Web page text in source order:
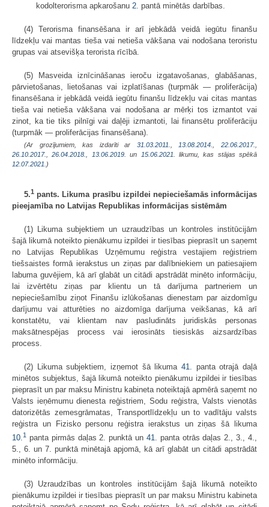
kodolterorisma apkarošanu 2. pantā minētās darbības.
(4) Terorisma finansēšana ir arī jebkādā veidā iegūtu finanšu
līdzekļu vai mantas tieša vai netieša vākšana vai nodošana teroristu
grupas vai atsevišķa terorista rīcībā.
(5) Masveida iznīcināšanas ieroču izgatavošanas, glabāšanas,
pārvietošanas, lietošanas vai izplatīšanas (turpmāk — proliferācija)
finansēšana ir jebkādā veidā iegūtu finanšu līdzekļu vai citas mantas
tieša vai netieša vākšana vai nodošana ar mērķi tos izmantot vai
zinot, ka tie tiks pilnīgi vai daļēji izmantoti, lai finansētu proliferāciju
(turpmāk — proliferācijas finansēšana).
(Ar grozījumiem, kas izdarīti ar 31.03.2011. 13.08.2014. ,22.06.2017.
26.10.2017.
,26.04.2018. 13.06.2019. un 15.06.2021 . likumu, kas stājas spēkā
12.07.2021. )
5.1 pants. Likuma prasību izpildei nepieciešamās informācijas
pieejamība no Latvijas Republikas informācijas sistēmām
(1) Likuma subjektiem un uzraudzības un kontroles institūcijām
šajā likumā noteikto pienākumu izpildei ir tiesības pieprasīt un saņemt
no Latvijas Republikas Uzņēmumu reģistra vestajiem reģistriem
tiešsaistes formā ierakstus un ziņas par dalībniekiem un patiesajiem
labuma guvējiem, kā arī glabāt un citādi apstrādāt minēto informāciju,
lai izvērtētu ziņas par klientu un tā darījuma partneriem un
nepieciešamību ziņot Finanšu izlūkošanas dienestam par aizdomīgu
darījumu vai atturēties no aizdomīga darījuma veikšanas, kā arī
konstatētu, vai klientam nav pasludināts juridiskās personas
maksātnespējas process vai ierosināts tiesiskās aizsardzības
process.
(2) Likuma subjektiem, izņemot šā likuma 41.
panta otrajā daļā
minētos subjektus, šajā likumā noteikto pienākumu izpildei ir tiesības
pieprasīt un par maksu Ministru kabineta noteiktajā apmērā saņemt no
Valsts ieņēmumu dienesta reģistriem, Sodu reģistra, Valsts vienotās
datorizētās zemesgrāmatas, Transportlīdzekļu un to vadītāju valsts
reģistra un Fizisko personu reģistra ierakstus un ziņas šā likuma
10. 1 panta pirmās daļas 2. punktā un 41.
panta otrās daļas 2., 3., 4.,
5., 6. un 7. punktā minētajā apjomā, kā arī glabāt un citādi apstrādāt
minēto informāciju.
(3) Uzraudzības un kontroles institūcijām šajā likumā noteikto
pienākumu izpildei ir tiesības pieprasīt un par maksu Ministru kabineta